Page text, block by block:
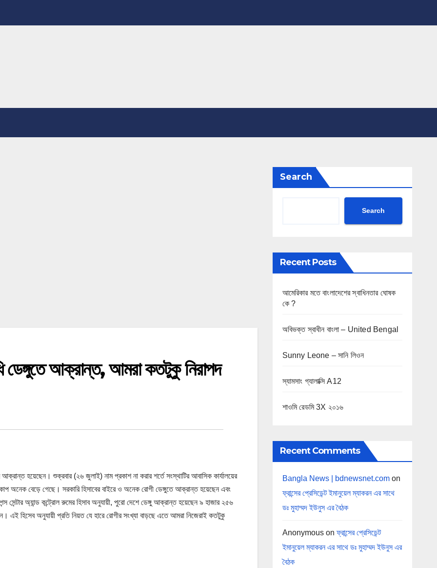
ডেঙ্গুতে আক্রান্ত, আমরা কতটুকু নিরাপদ
আক্রান্ত হয়েছেন। শুক্রবার (২৬ জুলাই) নাম প্রকাশ না করার শর্তে সংস্থাটির আবাসিক কার্যালয়ের
অনেক বেড়ে গেছে। সরকারি হিসাবের বাইরে ও অনেক রোগী ডেঙ্গুতে আক্রান্ত হয়েছেন এবং
সেন্টার অ্যান্ড কন্ট্রোল রুমের হিসাব অনুযায়ী, পুরো দেশে ডেঙ্গু আক্রান্ত হয়েছেন ৯ হাজার ২৫৬
হিসেব অনুযায়ী প্রতি নিয়ত যে হারে রোগীর সংখ্যা বাড়ছে এতে আমরা নিজেরাই কতটুকু
Search
Search
Recent Posts
আমেরিকার মতে বাংলাদেশের স্বাধিনতার ঘোষক
কে ?
অবিভক্ত স্বাধীন বাংলা – United Bengal
Sunny Leone – সানি লিওন
স্যামসাং গ্যালাক্সি A12
শাওমি রেডমি 3X ২০১৬
Recent Comments
Bangla News | bdnewsnet.comon
ফ্রান্সের প্রেসিডেন্ট ইমানুয়েল ম্যাকরন এর সাথে
ডঃ মুহাম্মদ ইউনুস এর বৈঠক
Anonymousonফ্রান্সের প্রেসিডেন্ট
ইমানুয়েল ম্যাকরন এর সাথে ডঃ মুহাম্মদ ইউনুস এর
বৈঠক